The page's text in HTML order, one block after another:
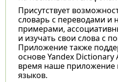
Присутствует
словарь с переводами и
примерами,
и изучать свои слова с
Приложение также
основе Yandex Dictionary
время наше приложение
языков.